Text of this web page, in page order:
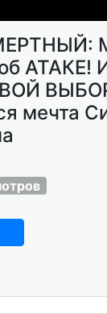
АТАКЕ!
мечта